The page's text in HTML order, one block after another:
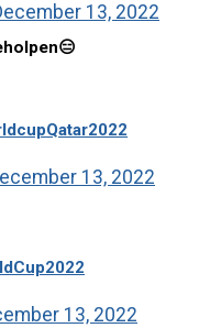
13, 2022
13, 2022
13, 2022